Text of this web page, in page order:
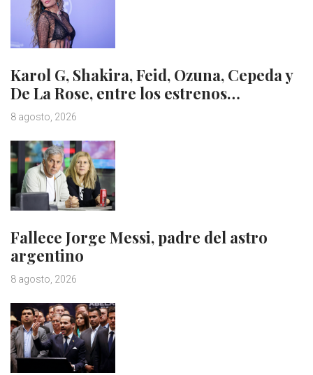
Karol G, Shakira, Feid, Ozuna, Cepeda y
De La Rose, entre los estrenos…
8 agosto, 2026
Fallece Jorge Messi, padre del astro
argentino
8 agosto, 2026